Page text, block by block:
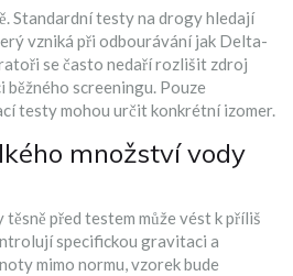
Standardní testy na drogy hledají
vzniká při odbourávání jak Delta-
se často nedaří rozlišit zdroj
screeningu. Pouze
testy mohou určit konkrétní izomer.
množství vody
před testem může vést k příliš
specifickou gravitaci a
mimo normu, vzorek bude